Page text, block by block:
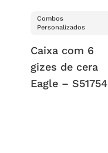
Combos
Personalizados
Caixa com 6
gizes de cera
Eagle – S51754